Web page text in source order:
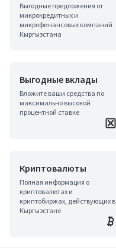
Выгодные предложения от
микрокредитных и
микрофинансовых компаний
Кыргызстана
Выгодные вклады
Вложите ваши средства по
максимально высокой
процентной ставке
Криптовалюты
Полная информация о
криптовалютах и
криптобиржах, действующих в
Кыргызстане